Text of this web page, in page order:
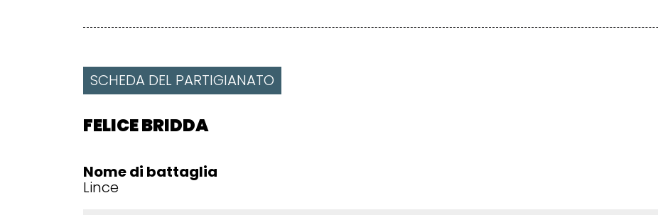
SCHEDA DEL PARTIGIANATO
FELICE BRIDDA
Nome di battaglia
Lince